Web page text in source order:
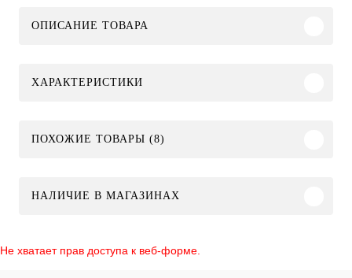
ОПИСАНИЕ ТОВАРА
ХАРАКТЕРИСТИКИ
ПОХОЖИЕ ТОВАРЫ (8)
НАЛИЧИЕ В МАГАЗИНАХ
Не хватает прав доступа к веб-форме.